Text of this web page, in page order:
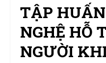
TẬP
NGHỆ HỖ
NGƯỜI